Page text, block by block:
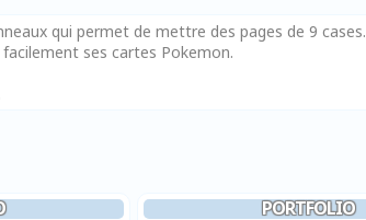
qui permet de mettre des pages de 9 cases.
ses cartes Pokemon.
PORTFOLIO